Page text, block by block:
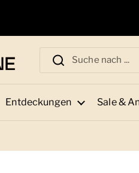
Entdeckungen Sale &